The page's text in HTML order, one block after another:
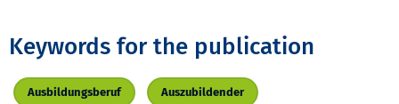
Keywords for the publication
Ausbildungsberuf Auszubildender